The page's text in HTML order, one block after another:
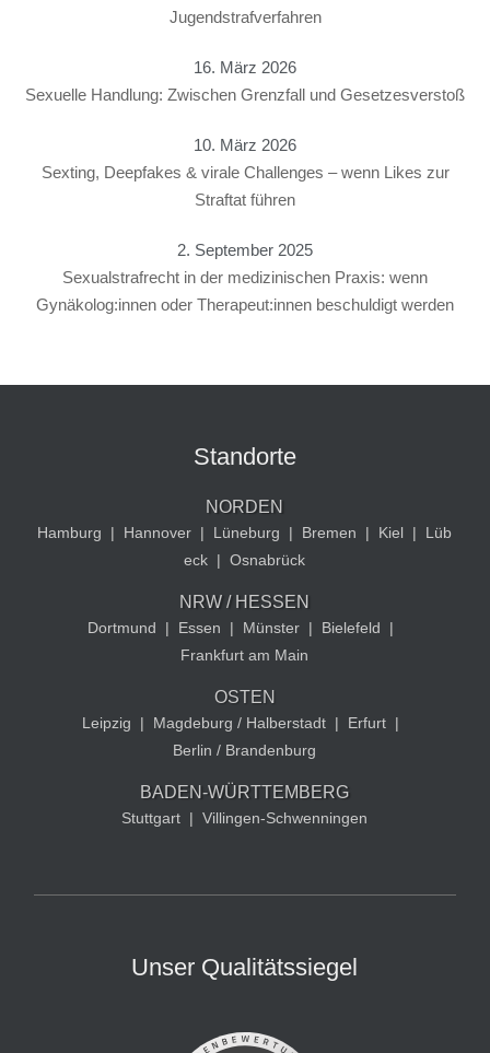
Jugendstrafverfahren
16. März 2026
Sexuelle Handlung: Zwischen Grenzfall und Gesetzesverstoß
10. März 2026
Sexting, Deepfakes & virale Challenges – wenn Likes zur
Straftat führen
2. September 2025
Sexualstrafrecht in der medizinischen Praxis: wenn
Gynäkolog:innen oder Therapeut:innen beschuldigt werden
Standorte
NORDEN
Hamburg | Hannover | Lüneburg | Bremen | Kiel |
Lüb
eck | Osnabrück
NRW / HESSEN
Dortmund | Essen | Münster | Bielefeld
|
Frankfurt am Main
OSTEN
Leipzig | Magdeburg / Halberstadt | Erfurt |
Berlin / Brandenburg
BADEN-WÜRTTEMBERG
Stuttgart | Villingen-Schwenningen
Unser Qualitätssiegel